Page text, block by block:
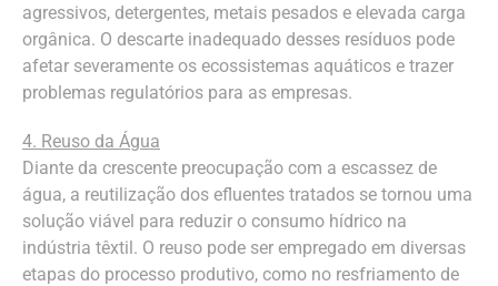
agressivos, detergentes, metais pesados e elevada carga
orgânica. O descarte inadequado desses resíduos pode
afetar severamente os ecossistemas aquáticos e trazer
problemas regulatórios para as empresas.
4. Reuso da Água
Diante da crescente preocupação com a escassez de
água, a reutilização dos efluentes tratados se tornou uma
solução viável para reduzir o consumo hídrico na
indústria têxtil. O reuso pode ser empregado em diversas
etapas do processo produtivo, como no resfriamento de